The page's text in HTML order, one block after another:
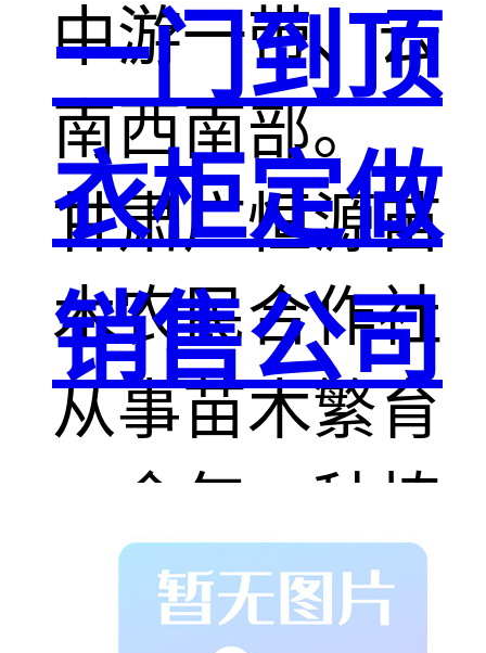
中游一带、云
南西南部。
甘肃广恒源苗
木农民合作社
从事苗木繁育
20余年，种植
销售以下品
一门到顶
衣柜定做
销售公司